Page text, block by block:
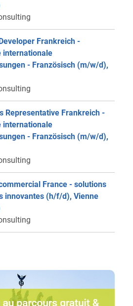
Frankreich -
internationale
- Französisch (m/w/d),
Representative Frankreich -
internationale
- Französisch (m/w/d),
France - solutions
innovantes (h/f/d), Vienne